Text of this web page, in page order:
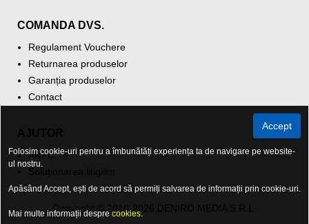
COMANDA DVS.
Regulament Vouchere
Returnarea produselor
Garanția produselor
Contact
ANPC
Copyright © 2016-2026 DENIRO MEDIA S.R.L.
Accept
Folosim cookie-uri pentru a îmbunătăți experiența ta de navigare pe website-
ul nostru.
Apăsând Accept, ești de acord să permiți salvarea de informații prin cookie-uri.
Mai multe informații despre cookies.